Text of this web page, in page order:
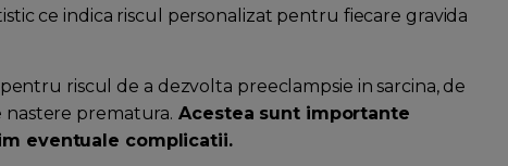
ce indica riscul personalizat pentru fiecare gravida
riscul de a dezvolta preeclampsie in sarcina, de
prematura. Acestea sunt importante
eventuale complicatii.